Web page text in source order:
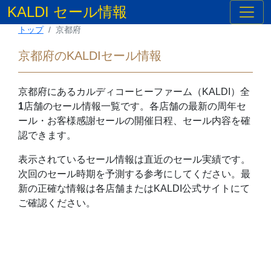
KALDI セール情報
トップ 京都府
京都府のKALDIセール情報
京都府にあるカルディコーヒーファーム（KALDI）全
1店舗のセール情報一覧です。各店舗の最新の周年セ
ール・お客様感謝セールの開催日程、セール内容を確
認できます。
表示されているセール情報は直近のセール実績です。
次回のセール時期を予測する参考にしてください。最
新の正確な情報は各店舗またはKALDI公式サイトにて
ご確認ください。